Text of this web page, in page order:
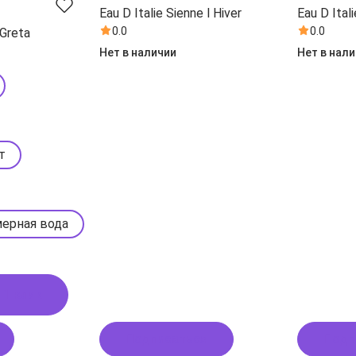
вода
Eau D Italie Sienne l Hiver
0.0
Нет в наличии
Eau D
0.0
Нет в